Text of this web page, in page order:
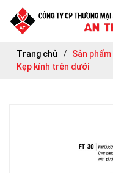
Trang chủ Sản phẩm
Kẹp kính trên dưới